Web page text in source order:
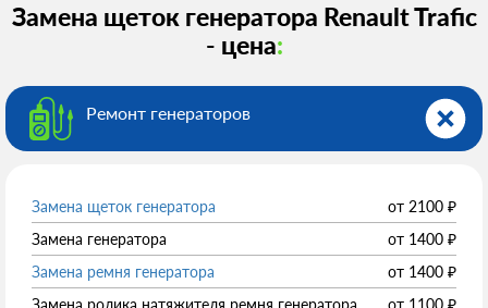
Замена щеток генератора Renault Trafic
- цена:
Ремонт генераторов
Замена щеток генератора от 2100 ₽
Замена генератора
от 1400 ₽
Замена ремня генератора
от 1400 ₽
Замена ролика натяжителя ремня генератора
от 1100 ₽